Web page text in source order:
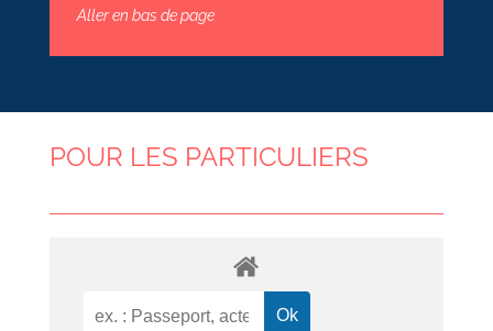
Aller en bas de page
POUR LES PARTICULIERS